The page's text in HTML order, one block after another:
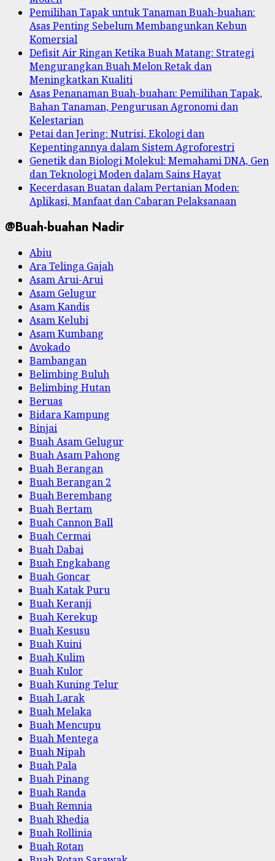
Pemilihan Tapak untuk Tanaman Buah-buahan:
Asas Penting Sebelum Membangunkan Kebun
Komersial
Defisit Air Ringan Ketika Buah Matang: Strategi
Mengurangkan Buah Melon Retak dan
Meningkatkan Kualiti
Asas Penanaman Buah-buahan: Pemilihan Tapak,
Bahan Tanaman, Pengurusan Agronomi dan
Kelestarian
Petai dan Jering: Nutrisi, Ekologi dan
Kepentingannya dalam Sistem Agroforestri
Genetik dan Biologi Molekul: Memahami DNA, Gen
dan Teknologi Moden dalam Sains Hayat
Kecerdasan Buatan dalam Pertanian Moden:
Aplikasi, Manfaat dan Cabaran Pelaksanaan
@Buah-buahan Nadir
Abiu
Ara Telinga Gajah
Asam Arui-Arui
Asam Gelugur
Asam Kandis
Asam Kelubi
Asam Kumbang
Avokado
Bambangan
Belimbing Buluh
Belimbing Hutan
Beruas
Bidara Kampung
Binjai
Buah Asam Gelugur
Buah Asam Pahong
Buah Berangan
Buah Berangan 2
Buah Berembang
Buah Bertam
Buah Cannon Ball
Buah Cermai
Buah Dabai
Buah Engkabang
Buah Goncar
Buah Katak Puru
Buah Keranji
Buah Kerekup
Buah Kesusu
Buah Kuini
Buah Kulim
Buah Kulor
Buah Kuning Telur
Buah Larak
Buah Melaka
Buah Mencupu
Buah Mentega
Buah Nipah
Buah Pala
Buah Pinang
Buah Randa
Buah Remnia
Buah Rhedia
Buah Rollinia
Buah Rotan